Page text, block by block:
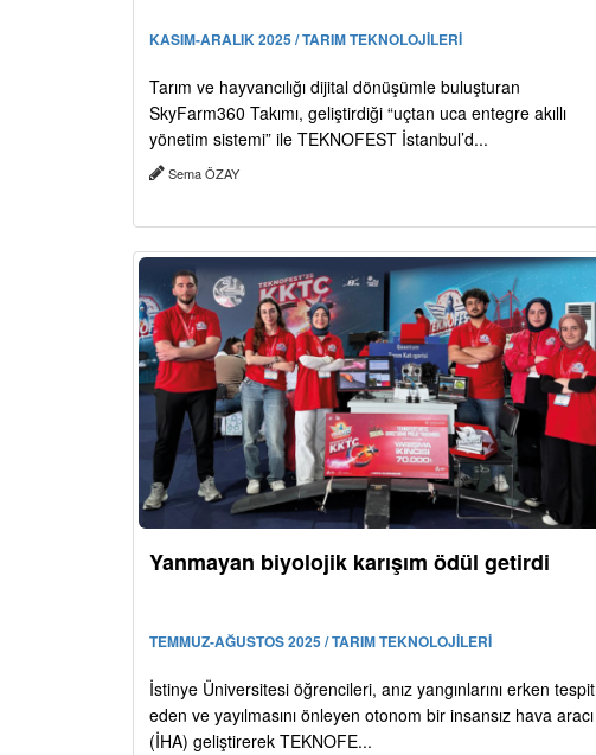
KASIM-ARALIK 2025 / TARIM TEKNOLOJİLERİ
Tarım ve hayvancılığı dijital dönüşümle buluşturan
SkyFarm360 Takımı, geliştirdiği “uçtan uca entegre akıllı
yönetim sistemi” ile TEKNOFEST İstanbul’d...
Sema ÖZAY
Yanmayan biyolojik karışım ödül getirdi
TEMMUZ-AĞUSTOS 2025 / TARIM TEKNOLOJİLERİ
İstinye Üniversitesi öğrencileri, anız yangınlarını erken tespit
eden ve yayılmasını önleyen otonom bir insansız hava aracı
(İHA) geliştirerek TEKNOFE...